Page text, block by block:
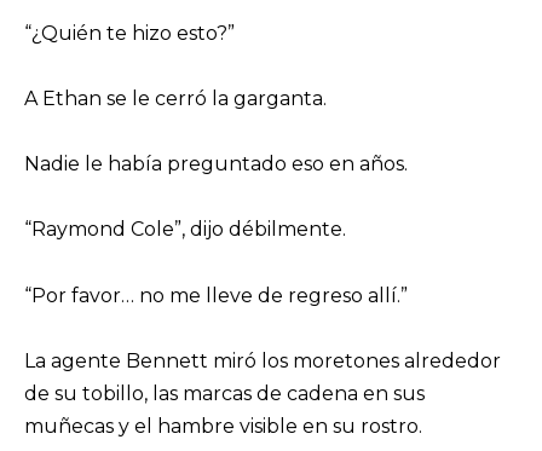
“¿Quién te hizo esto?”
A Ethan se le cerró la garganta.
Nadie le había preguntado eso en años.
“Raymond Cole”, dijo débilmente.
“Por favor… no me lleve de regreso allí.”
La agente Bennett miró los moretones alrededor
de su tobillo, las marcas de cadena en sus
muñecas y el hambre visible en su rostro.